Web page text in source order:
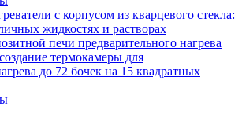
с корпусом из кварцевого стекла:
жидкостях и растворах
печи предварительного нагрева
термокамеры для
до 72 бочек на 15 квадратных